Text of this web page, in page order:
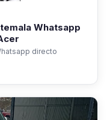
Whatsapp
directo